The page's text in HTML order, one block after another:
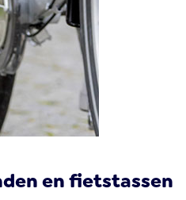
en fietstassen